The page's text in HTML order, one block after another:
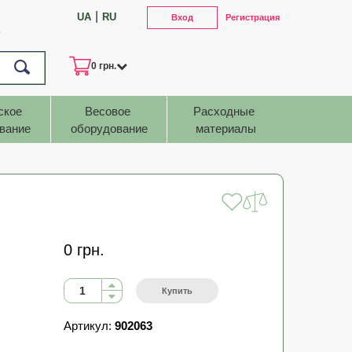
UA RU Вход Регистрация
0 грн.
Весовое
оборудование
Расходные
материалы
0 грн.
Купить
Артикул: 902063